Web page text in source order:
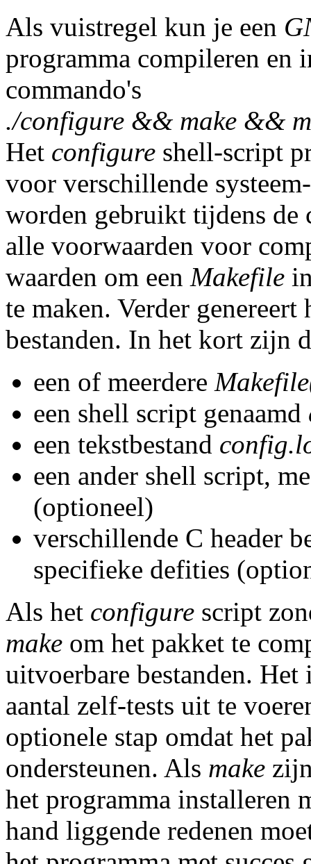
Als vuistregel kun je een
programma compileren en
commando's
./configure && make &&
Het configure shell-script
voor verschillende
worden gebruikt tijdens de
alle voorwaarden voor
waarden om een Makefile
te maken. Verder genereert
bestanden. In het kort zijn
een of meerdere
een shell script genaamd
een tekstbestand
een ander shell script,
(optioneel)
verschillende C header
specifieke defities
Als het configure script
make om het pakket te
uitvoerbare bestanden.
aantal zelf-tests uit te
optionele stap omdat het
ondersteunen. Als make
het programma installeren
hand liggende redenen